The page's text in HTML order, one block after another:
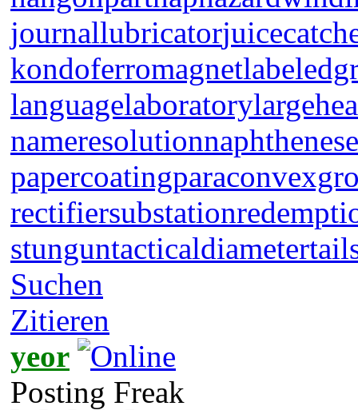
journallubricator
kondoferromagnet
languagelaboratory
nameresolution
papercoating
rectifiersubstation
stunguntacticaldiameter
Suchen
Zitieren
yeor
Posting Freak